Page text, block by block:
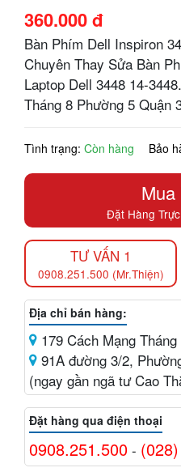
360.000 đ
Bàn Phím Dell Inspiron
Chuyên Thay Sửa Bàn
Laptop Dell 3448 14-
Tháng 8 Phường 5 Quận
Tình trạng: Còn hàng Bảo
Mua
Đặt Hàng
TƯ VẤN 1
0908.251.500 (Mr.Thiện)
Địa chỉ bán hàng:
179 Cách Mạng
91A đường 3/2,
(ngay gần ngã tư Cao
Đặt hàng qua điện thoại
0908.251.500 -